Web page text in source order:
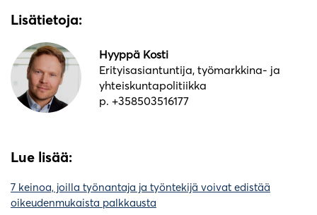
Lisätietoja:
Hyyppä Kosti
Erityisasiantuntija, työmarkkina- ja
yhteiskuntapolitiikka
p. +358503516177
Lue lisää:
7 keinoa, joilla työnantaja ja työntekijä voivat edistää
oikeudenmukaista palkkausta